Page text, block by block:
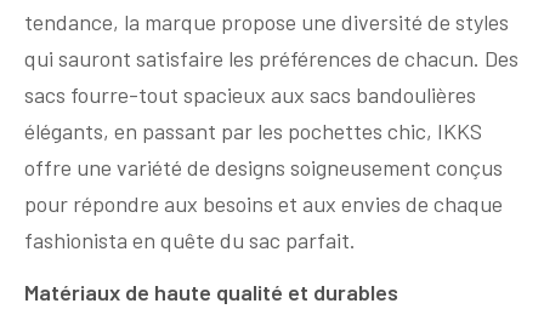
tendance, la marque propose une diversité de styles
qui sauront satisfaire les préférences de chacun. Des
sacs fourre-tout spacieux aux sacs bandoulières
élégants, en passant par les pochettes chic, IKKS
offre une variété de designs soigneusement conçus
pour répondre aux besoins et aux envies de chaque
fashionista en quête du sac parfait.
Matériaux de haute qualité et durables